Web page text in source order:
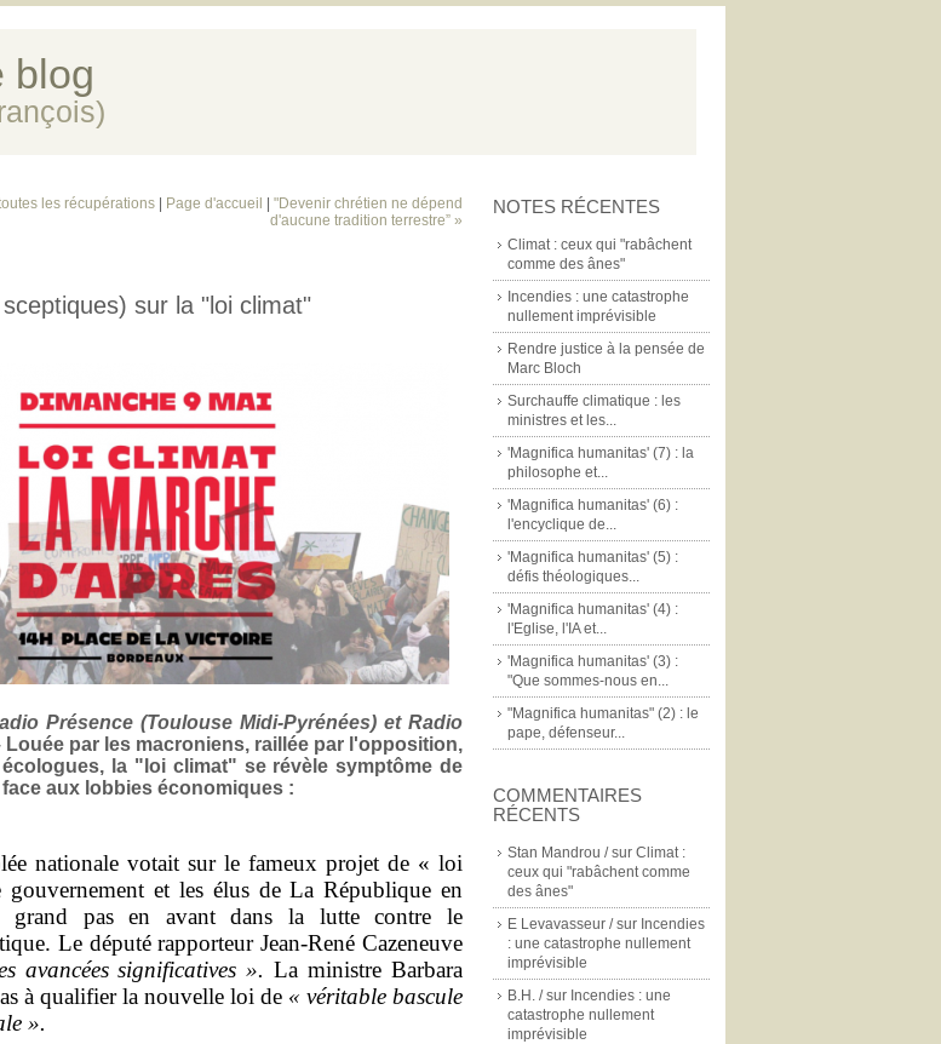
blog
NOTES RÉCENTES
Climat : ceux qui "rabâchent
comme des ânes"
Incendies : une catastrophe
nullement imprévisible
Rendre justice à la pensée de
Marc Bloch
Surchauffe climatique : les
ministres et les...
'Magnifica humanitas' (7) : la
philosophe et...
'Magnifica humanitas' (6) :
l'encyclique de...
'Magnifica humanitas' (5) :
défis théologiques...
'Magnifica humanitas' (4) :
l'Eglise, l'IA et...
'Magnifica humanitas' (3) :
"Que sommes-nous en...
"Magnifica humanitas" (2) : le
pape, défenseur...
COMMENTAIRES
RÉCENTS
Stan Mandrou /sur Climat :
ceux qui "rabâchent comme
des ânes"
E Levavasseur /sur Incendies
: une catastrophe nullement
imprévisible
B.H. /sur Incendies : une
catastrophe nullement
imprévisible
les récupérations Page d'accueil
"Devenir chrétien ne dépend
d'aucune tradition terrestre” »
sur la "loi climat"
Présence (Toulouse Midi-Pyrénées) et Radio
Louée par les macroniens, raillée par l'opposition,
la "loi climat" se révèle symptôme de
aux lobbies économiques :
nationale votait sur le fameux projet de « loi
et les élus de La République en
grand pas en avant dans la lutte contre le
Le député rapporteur Jean-René Cazeneuve
avancées significatives ».La ministre Barbara
à qualifier la nouvelle loi de « véritable bascule
».